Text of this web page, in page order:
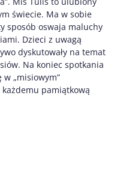
świecie. Ma w sobie
sposób oswaja maluchy
Dzieci z uwagą
dyskutowały na temat
Na koniec spotkania
w „misiowym”
pamiątkową